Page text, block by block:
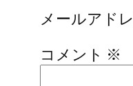
メールアド
コメント ※